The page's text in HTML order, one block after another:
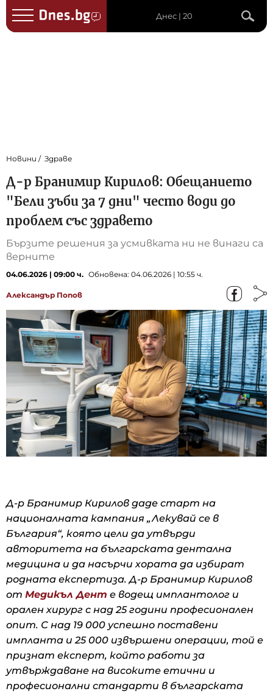
Днес | 20
Новини Здраве
Д-р Бранимир Кирилов: Обещанието
"Бели зъби за 7 дни" често води до
проблем със здравето
Бързите решения за усмивката ни не винаги са
верните
04.06.2026 | 09:00 ч. Обновена: 04.06.2026 | 10:55 ч.
Александър Попов
Д-р Бранимир Кирилов даде старт на
националната кампания „Лекувай се в
България“, която цели да утвърди
авторитета на българската дентална
медицина и да насърчи хората да избират
родната експертиза. Д-р Бранимир Кирилов
от Медикъл Дент е водещ имплантолог и
орален хирург с над 25 години професионален
опит. С над 19 000 успешно поставени
импланта и 25 000 извършени операции, той е
признат експерт, който работи за
утвърждаване на високите етични и
професионални стандарти в българската